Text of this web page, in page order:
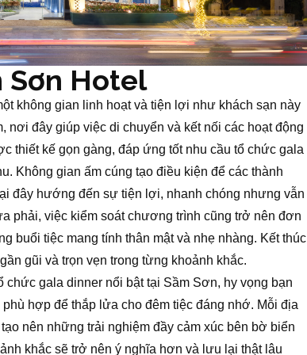
Sơn Hotel
không gian linh hoạt và tiện lợi như khách sạn này
nơi đây giúp việc di chuyển và kết nối các hoạt động
thiết kế gọn gàng, đáp ứng tốt nhu cầu tổ chức gala
Không gian ấm cúng tạo điều kiện để các thành
đây hướng đến sự tiện lợi, nhanh chóng nhưng vẫn
phải, việc kiểm soát chương trình cũng trở nên đơn
buổi tiệc mang tính thân mật và nhẹ nhàng. Kết thúc
gũi và trọn vẹn trong từng khoảnh khắc.
gala dinner nổi bật tại Sầm Sơn, hy vọng bạn
hợp để thắp lửa cho đêm tiệc đáng nhớ. Mỗi địa
nên những trải nghiệm đầy cảm xúc bên bờ biển
khắc sẽ trở nên ý nghĩa hơn và lưu lại thật lâu